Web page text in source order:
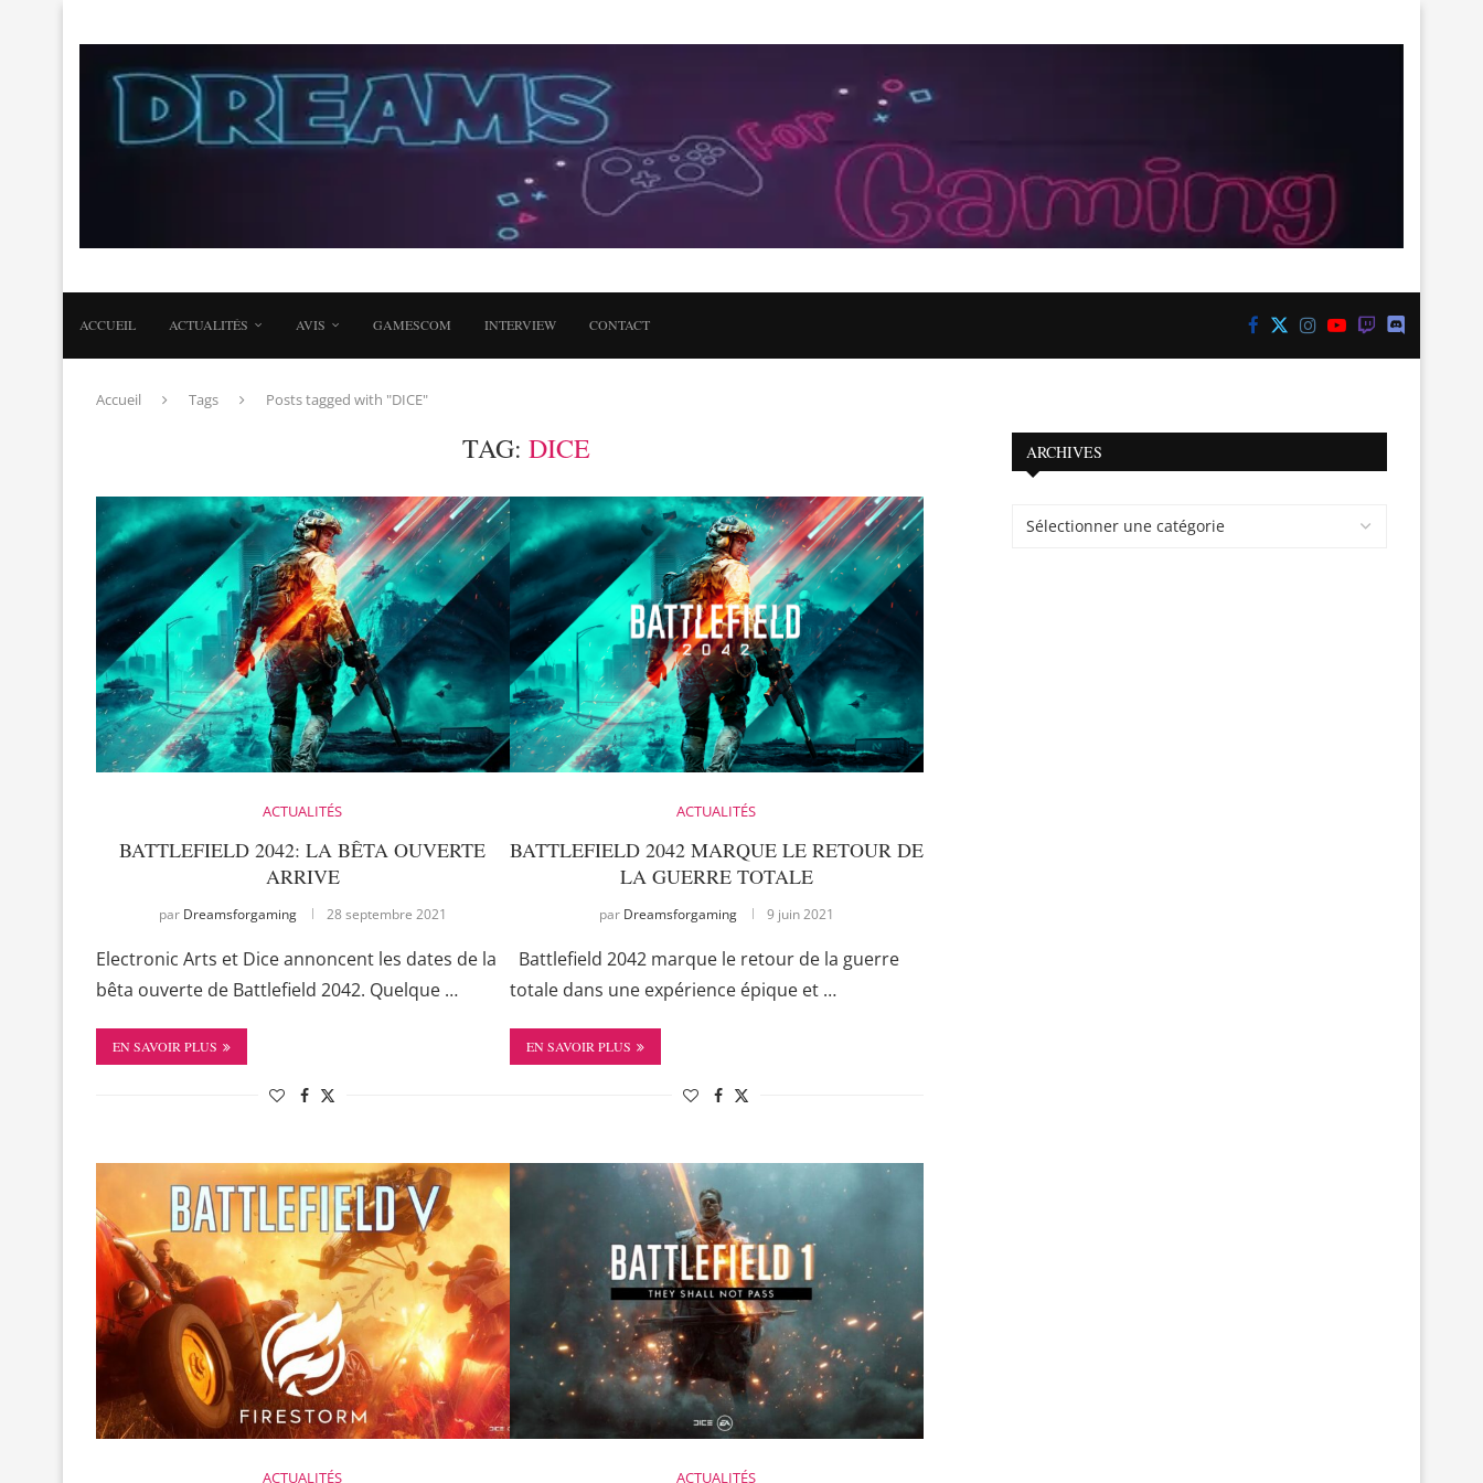
ACCUEIL ACTUALITÉS AVIS GAMESCOM INTERVIEW CONTACT
Accueil Tags Posts tagged with "DICE"
TAG: DICE
ACTUALITÉS
BATTLEFIELD 2042: LA BÊTA OUVERTE
ARRIVE
par Dreamsforgaming 28 septembre 2021
Electronic Arts et Dice annoncent les dates de la
bêta ouverte de Battlefield 2042. Quelque …
EN SAVOIR PLUS
ACTUALITÉS
BATTLEFIELD 2042 MARQUE LE RETOUR DE
LA GUERRE TOTALE
par Dreamsforgaming 9 juin 2021
Battlefield 2042 marque le retour de la guerre
totale dans une expérience épique et …
EN SAVOIR PLUS
ACTUALITÉS ACTUALITÉS
ARCHIVES